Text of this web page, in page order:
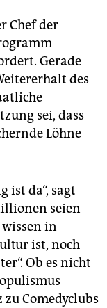
Chef der
Gerade
des
sei, dass
Löhne
ist da“, sagt
seien
in
ist, noch
Ob es nicht
Comedyclubs